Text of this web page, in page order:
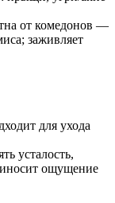
от комедонов —
заживляет
для ухода
усталость,
ощущение